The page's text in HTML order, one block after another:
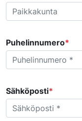
Puhelinnumero*
Sähköposti*